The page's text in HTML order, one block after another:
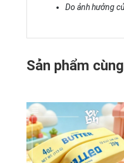
Do ảnh hưởng
Sản phẩm